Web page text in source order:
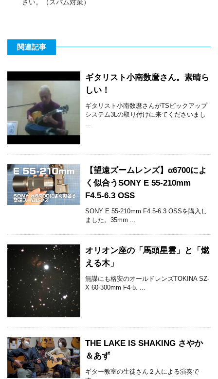
さい。（スパム対策）
関連記事
ギタリスト小南数麿さん。素晴ら
しい！
ギタリスト小南数麿さんがTSピックアップ
システム3Lの取り付けに来てくださいまし
【望遠ズームレンズ】α6700によ
く似合うSONY E 55-210mm
F4.5-6.3 OSS
SONY E 55-210mm F4.5-6.3 OSSを購入し
ました。35mm ...
オリオン座の「馬頭星雲」と「燃
える木」
無謀にも格安のオールドレンズTOKINA SZ-
X 60-300mm F4-5. ...
THE LAKE IS SHAKING さやか
＆あず
ギター教室の生徒さん２人による演奏で